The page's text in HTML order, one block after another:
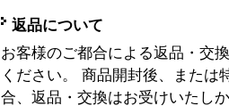
返品について
お客様のご都合による返品・交
ください。 商品開封後、または
合、返品・交換はお受けいたし